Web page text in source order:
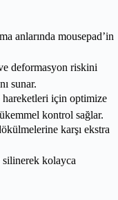
anlarında mousepad’in
deformasyon riskini
sunar.
hareketleri için optimize
kontrol sağlar.
karşı ekstra
kolayca